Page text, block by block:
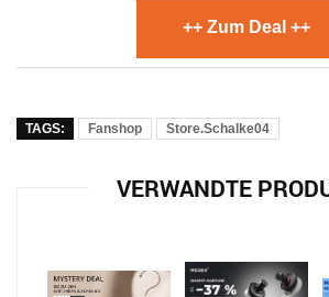
++ Zum Deal ++
TAGS: Fanshop Store.Schalke04
VERWANDTE